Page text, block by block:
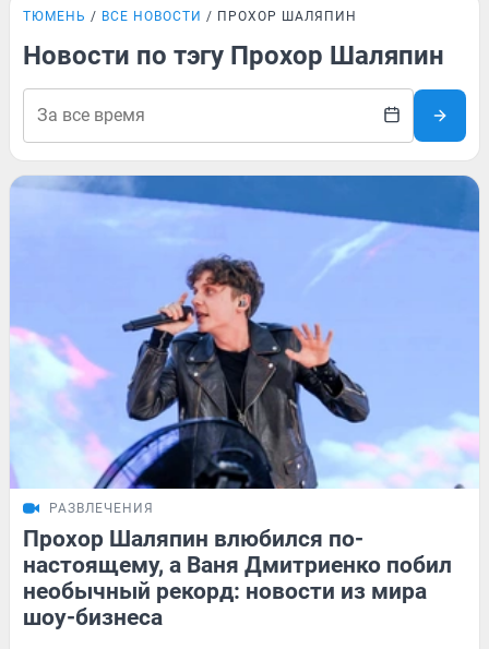
ТЮМЕНЬ ВСЕ НОВОСТИ ПРОХОР ШАЛЯПИН
Новости по тэгу Прохор Шаляпин
РАЗВЛЕЧЕНИЯ
Прохор Шаляпин влюбился по-
настоящему, а Ваня Дмитриенко побил
необычный рекорд: новости из мира
шоу-бизнеса